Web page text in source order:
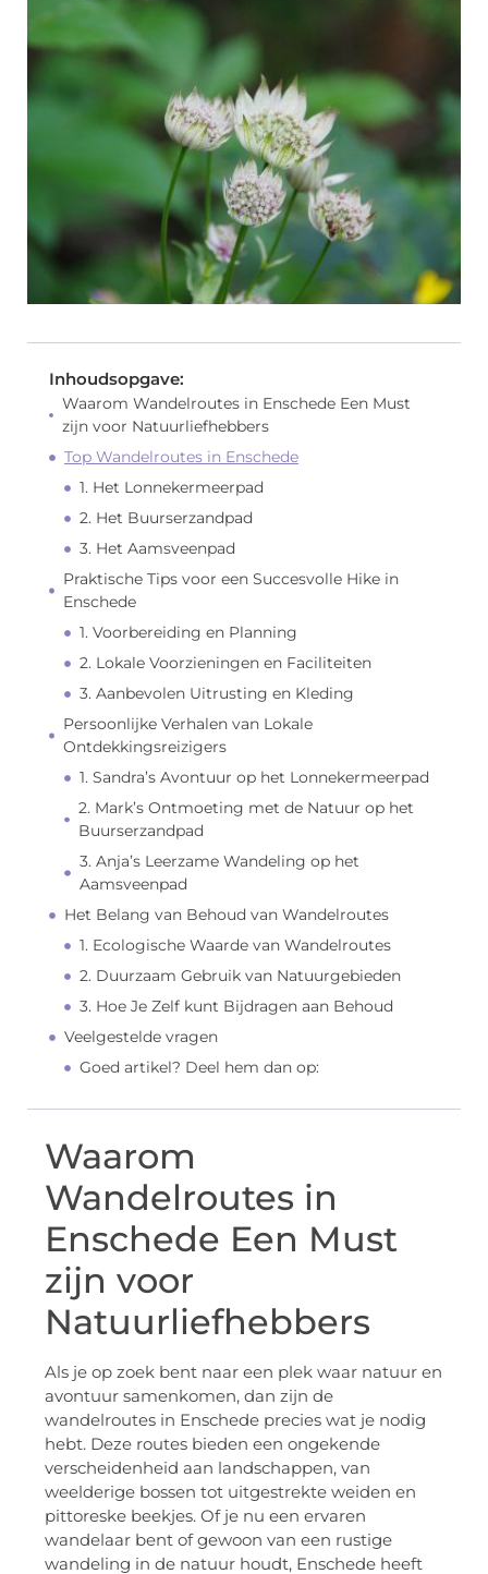
Inhoudsopgave:
Waarom Wandelroutes in Enschede Een Must
zijn voor Natuurliefhebbers
Top Wandelroutes in Enschede
1. Het Lonnekermeerpad
2. Het Buurserzandpad
3. Het Aamsveenpad
Praktische Tips voor een Succesvolle Hike in
Enschede
1. Voorbereiding en Planning
2. Lokale Voorzieningen en Faciliteiten
3. Aanbevolen Uitrusting en Kleding
Persoonlijke Verhalen van Lokale
Ontdekkingsreizigers
1. Sandra’s Avontuur op het Lonnekermeerpad
2. Mark’s Ontmoeting met de Natuur op het
Buurserzandpad
3. Anja’s Leerzame Wandeling op het
Aamsveenpad
Het Belang van Behoud van Wandelroutes
1. Ecologische Waarde van Wandelroutes
2. Duurzaam Gebruik van Natuurgebieden
3. Hoe Je Zelf kunt Bijdragen aan Behoud
Veelgestelde vragen
Goed artikel? Deel hem dan op:
Waarom
Wandelroutes in
Enschede Een Must
zijn voor
Natuurliefhebbers
Als je op zoek bent naar een plek waar natuur en
avontuur samenkomen, dan zijn de
wandelroutes in Enschede precies wat je nodig
hebt. Deze routes bieden een ongekende
verscheidenheid aan landschappen, van
weelderige bossen tot uitgestrekte weiden en
pittoreske beekjes. Of je nu een ervaren
wandelaar bent of gewoon van een rustige
wandeling in de natuur houdt, Enschede heeft